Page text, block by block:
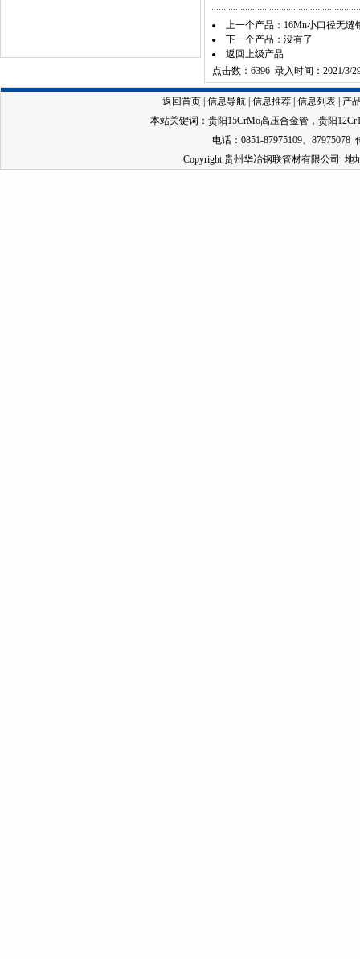
上一个产品： 16Mn小口径无缝
下一个产品：没有了
返回上级产品
点击数：6396 录入时间：2021/3/
返回首页 信息导航 信息推荐 信息列表
产
本站关键词： 贵阳15CrMo高压合金管 ， 贵阳
电话：0851-87975109、87975078
Copyright 贵州华冶钢联管材有限公司